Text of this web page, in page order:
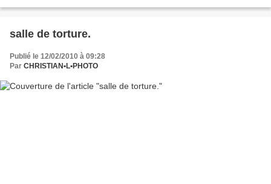
salle de torture.
Publié le 12/02/2010 à 09:28
Par CHRISTIAN•L•PHOTO